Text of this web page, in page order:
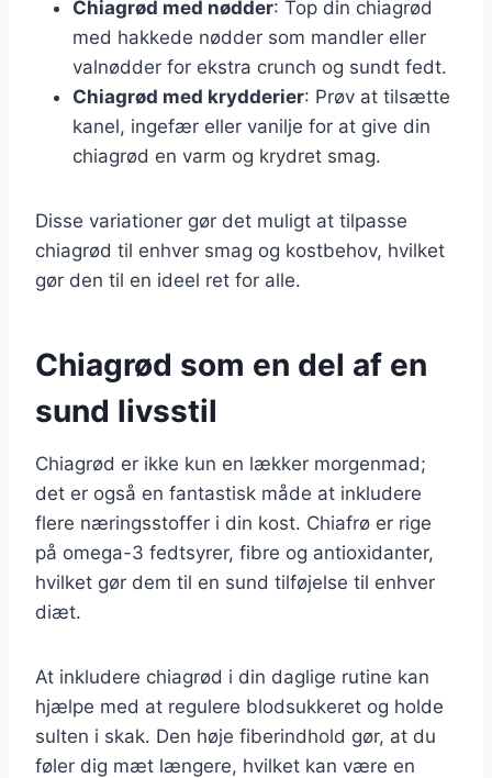
Chiagrød med nødder: Top din chiagrød
med hakkede nødder som mandler eller
valnødder for ekstra crunch og sundt fedt.
Chiagrød med krydderier: Prøv at tilsætte
kanel, ingefær eller vanilje for at give din
chiagrød en varm og krydret smag.
Disse variationer gør det muligt at tilpasse
chiagrød til enhver smag og kostbehov, hvilket
gør den til en ideel ret for alle.
Chiagrød som en del af en
sund livsstil
Chiagrød er ikke kun en lækker morgenmad;
det er også en fantastisk måde at inkludere
flere næringsstoffer i din kost. Chiafrø er rige
på omega-3 fedtsyrer, fibre og antioxidanter,
hvilket gør dem til en sund tilføjelse til enhver
diæt.
At inkludere chiagrød i din daglige rutine kan
hjælpe med at regulere blodsukkeret og holde
sulten i skak. Den høje fiberindhold gør, at du
føler dig mæt længere, hvilket kan være en